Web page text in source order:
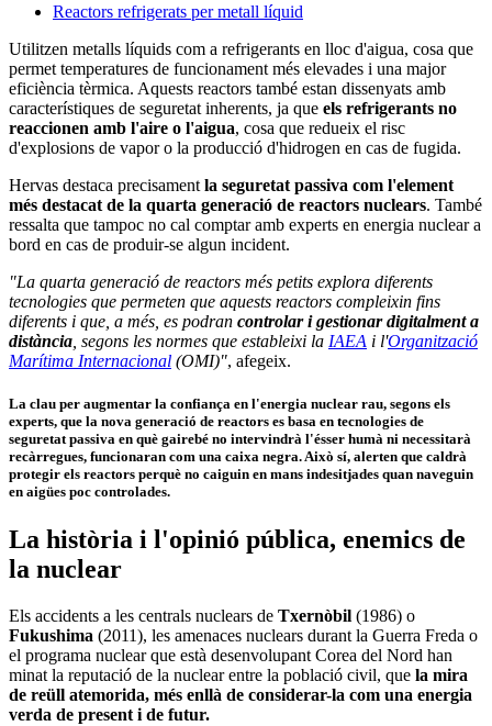
Reactors refrigerats per metall líquid
Utilitzen metalls líquids com a refrigerants en lloc d'aigua, cosa que
permet temperatures de funcionament més elevades i una major
eficiència tèrmica. Aquests reactors també estan dissenyats amb
característiques de seguretat inherents, ja que els refrigerants no
reaccionen amb l'aire o l'aigua, cosa que redueix el risc
d'explosions de vapor o la producció d'hidrogen en cas de fugida.
Hervas destaca precisament la seguretat passiva com l'element
més destacat de la quarta generació de reactors nuclears. També
ressalta que tampoc no cal comptar amb experts en energia nuclear a
bord en cas de produir-se algun incident.
"La quarta generació de reactors més petits explora diferents
tecnologies que permeten que aquests reactors compleixin fins
diferents i que, a més, es podran controlar i gestionar digitalment a
distància , segons les normes que estableixi la IAEA i l'Organització
Marítima Internacional (OMI)", afegeix.
La clau per augmentar la confiança en l'energia nuclear rau, segons els
experts, que la nova generació de reactors es basa en tecnologies de
seguretat passiva en què gairebé no intervindrà l'ésser humà ni necessitarà
recàrregues, funcionaran com una caixa negra. Això sí, alerten que caldrà
protegir els reactors perquè no caiguin en mans indesitjades quan naveguin
en aigües poc controlades.
La història i l'opinió pública, enemics de
la nuclear
Els accidents a les centrals nuclears de Txernòbil (1986) o
Fukushima (2011), les amenaces nuclears durant la Guerra Freda o
el programa nuclear que està desenvolupant Corea del Nord han
minat la reputació de la nuclear entre la població civil, que la mira
de reüll atemorida, més enllà de considerar-la com una energia
verda de present i de futur.